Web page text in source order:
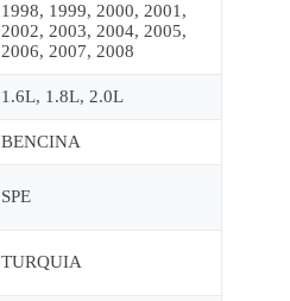
1998, 1999, 2000, 2001,
2002, 2003, 2004, 2005,
2006, 2007, 2008
1.6L, 1.8L, 2.0L
BENCINA
SPE
TURQUIA